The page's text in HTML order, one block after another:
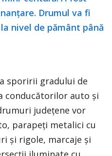
sporirii gradului de
conducătorilor auto și
județene vor
parapeți metalici cu
și rigole, marcaje și